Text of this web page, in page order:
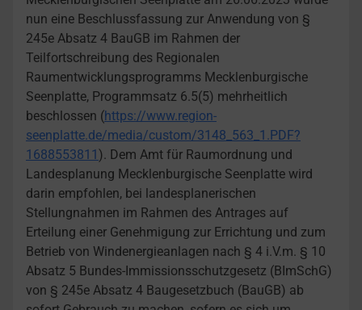
nun eine Beschlussfassung zur Anwendung von §
245e Absatz 4 BauGB im Rahmen der
Teilfortschreibung des Regionalen
Raumentwicklungsprogramms Mecklenburgische
Seenplatte, Programmsatz 6.5(5) mehrheitlich
beschlossen (https://www.region-
seenplatte.de/media/custom/3148_563_1.PDF?
1688553811 ). Dem Amt für Raumordnung und
Landesplanung Mecklenburgische Seenplatte wird
darin empfohlen, bei landesplanerischen
Stellungnahmen im Rahmen des Antrages auf
Erteilung einer Genehmigung zur Errichtung und zum
Betrieb von Windenergieanlagen nach § 4 i.V.m. § 10
Absatz 5 Bundes-Immissionsschutzgesetz (BImSchG)
von § 245e Absatz 4 Baugesetzbuch (BauGB) ab